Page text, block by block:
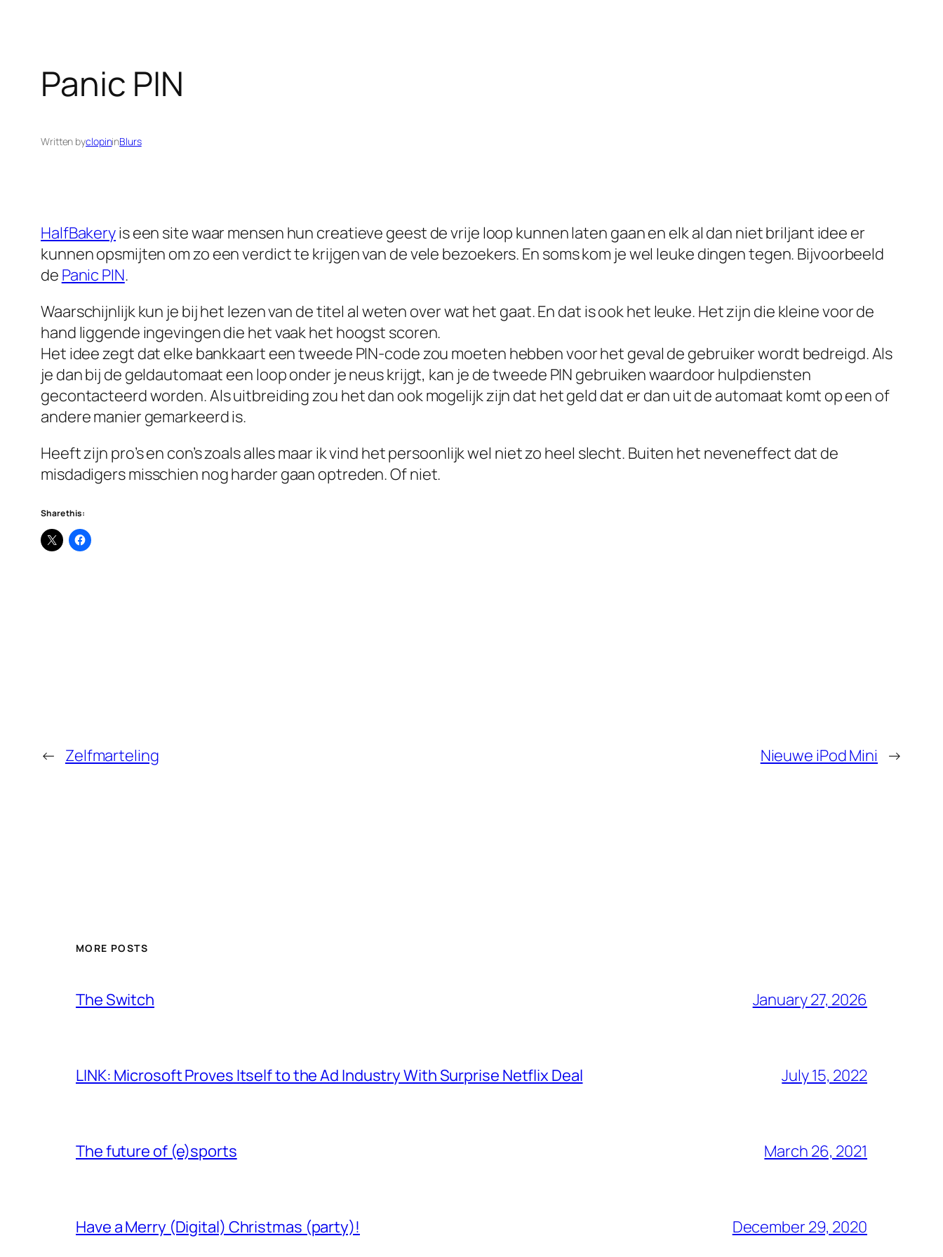
Panic PIN
Written byclopininBlurs
HalfBakeryis een site waar mensen hun creatieve geest de vrije loop kunnen laten gaan en elk al dan niet briljant idee er
kunnen opsmijten om zo een verdict te krijgen van de vele bezoekers. En soms kom je wel leuke dingen tegen. Bijvoorbeeld
de Panic PIN.
Waarschijnlijk kun je bij het lezen van de titel al weten over wat het gaat. En dat is ook het leuke. Het zijn die kleine voor de
hand liggende ingevingen die het vaak het hoogst scoren.
Het idee zegt dat elke bankkaart een tweede PIN-code zou moeten hebben voor het geval de gebruiker wordt bedreigd. Als
je dan bij de geldautomaat een loop onder je neus krijgt, kan je de tweede PIN gebruiken waardoor hulpdiensten
gecontacteerd worden. Als uitbreiding zou het dan ook mogelijk zijn dat het geld dat er dan uit de automaat komt op een of
andere manier gemarkeerd is.
Heeft zijn pro’s en con’s zoals alles maar ik vind het persoonlijk wel niet zo heel slecht. Buiten het neveneffect dat de
misdadigers misschien nog harder gaan optreden. Of niet.
Share this:
← Zelfmarteling Nieuwe iPod Mini →
MORE POSTS
The Switch January 27, 2026
LINK: Microsoft Proves Itself to the Ad Industry With Surprise Netflix Deal July 15, 2022
The future of (e)sports March 26, 2021
Have a Merry (Digital) Christmas (party)! December 29, 2020